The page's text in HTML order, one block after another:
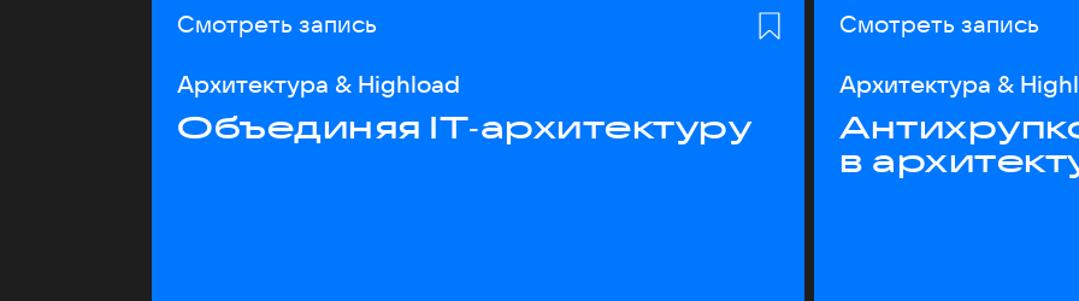
Смотреть запись
Архитектура & Highload
Объединяя IT‑архитектуру
Смотреть запись
Архитектура &
в